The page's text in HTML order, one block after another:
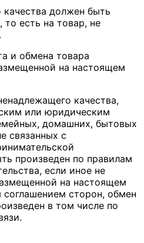
должен быть
есть на товар, не
и обмена товара
на настоящем
качества,
или юридическим
домашних, бытовых
связанных с
произведен по правилам
если иное не
на настоящем
сторон, обмен
в том числе по